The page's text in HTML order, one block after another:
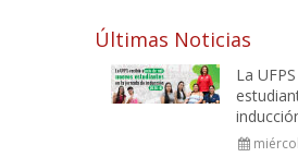
Últimas Noticias
La